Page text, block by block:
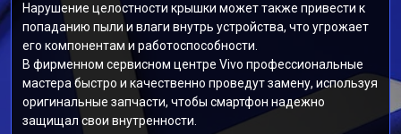
Нарушение целостности крышки может также привести к
попаданию пыли и влаги внутрь устройства, что угрожает
его компонентам и работоспособности.
В фирменном сервисном центре Vivo профессиональные
мастера быстро и качественно проведут замену, используя
оригинальные запчасти, чтобы смартфон надежно
защищал свои внутренности.